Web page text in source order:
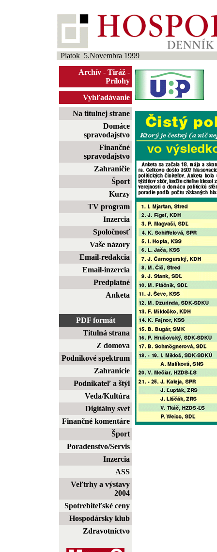
Piatok 5.Novembra 1999
Archív - Tiráž -
Prílohy
Vyhľadávanie
Na titulnej strane
Domáce
spravodajstvo
Finančné
spravodajstvo
Zahraničie
Šport
Kurzy
TV program
Inzercia
Spoločnosť
Vaše názory
Email-redakcia
Email-inzercia
Predplatné
Anketa
PDF formát
Titulná strana
Z domova
Podnikové spektrum
Zahranicie
Podnikateľ a štýl
Veda/Kultúra
Digitálny svet
Finančné komentáre
Šport
Poradenstvo/Servis
Inzercia
ASS
Veľtrhy a výstavy
2004
Spotrebiteľské ceny
Hospodársky klub
Zdravotníctvo